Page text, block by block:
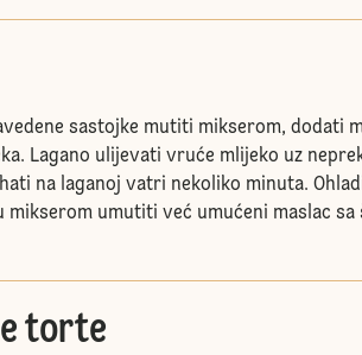
sastojke mutiti mikserom, dodati
Lagano ulijevati vruće mlijeko uz
na laganoj vatri nekoliko minuta.
mikserom umutiti već umućeni maslac sa
torte